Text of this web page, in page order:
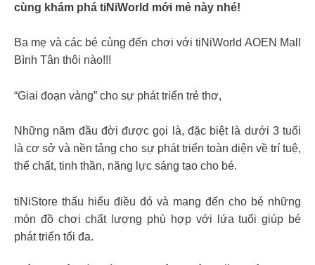
cùng khám phá tiNiWorld mới mẻ này nhé!
Ba mẹ và các bé cùng đến chơi với tiNiWorld AOEN Mall
Bình Tân thôi nào!!!
“Giai đoạn vàng” cho sự phát triển trẻ thơ,
Những năm đầu đời được gọi là, đặc biệt là dưới 3 tuổi
là cơ sở và nền tảng cho sự phát triển toàn diện về trí tuệ,
thể chất, tinh thần, năng lực sáng tạo cho bé.
tiNiStore thấu hiểu điều đó và mang đến cho bé những
món đồ chơi chất lượng phù hợp với lứa tuổi giúp bé
phát triển tối đa.